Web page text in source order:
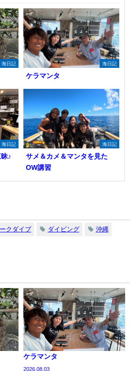
海日記 海日記
ケラマンタ
海日記
♪
海日記
サメ＆カメ＆マンタを見た
OW講習
クダイブ ダイビング 沖縄
ケラマンタ
2026.08.03